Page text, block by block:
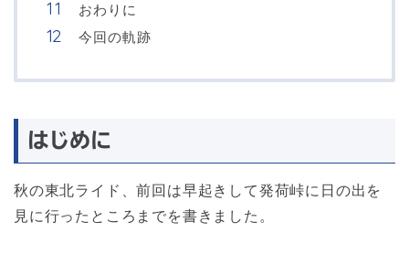
おわりに
今回の軌跡
はじめに
秋の東北ライド、前回は早起きして発荷峠に日の出を
見に行ったところまでを書きました。